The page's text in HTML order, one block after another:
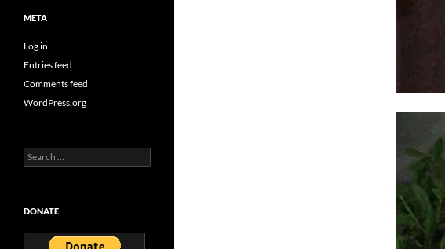
META
Log in
Entries feed
Comments feed
WordPress.org
Search
for:
DONATE